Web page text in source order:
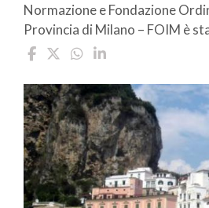
Normazione e Fondazione
Provincia di Milano – FOIM è